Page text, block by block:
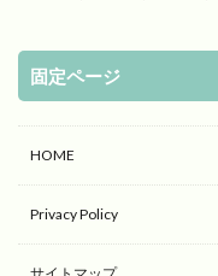
固定ページ
HOME
Privacy Policy